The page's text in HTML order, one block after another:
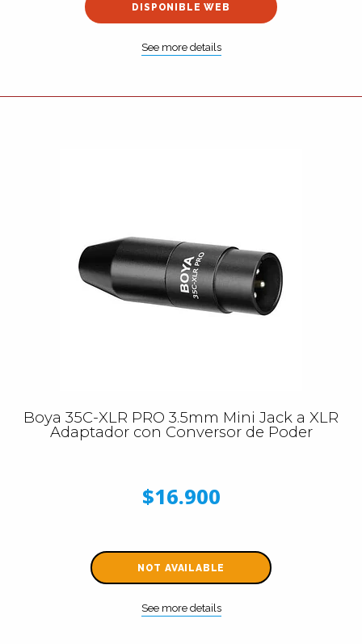
DISPONIBLE WEB
See more details
Boya 35C-XLR PRO 3.5mm Mini Jack a XLR
Adaptador con Conversor de Poder
$16.900
NOT AVAILABLE
See more details